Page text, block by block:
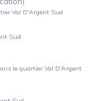
Val D'Argent Sud
Sud
le quartierVal D'Argent